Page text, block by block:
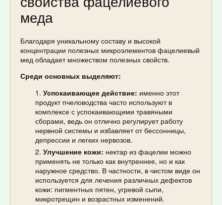
меда
Благодаря уникальному составу и высокой
концентрации полезных микроэлементов фацелиевый
мед обладает множеством полезных свойств.
Среди основных выделяют:
Успокаивающее действие: именно этот
продукт пчеловодства часто используют в
комплексе с успокаивающими травяными
сборами, ведь он отлично регулирует работу
нервной системы и избавляет от бессонницы,
депрессии и легких нервозов.
Улучшение кожи: нектар из фацелии можно
применять не только как внутреннее, но и как
наружное средство. В частности, в чистом виде он
используется для лечения различных дефектов
кожи: пигментных пятен, угревой сыпи,
микротрещин и возрастных изменений.